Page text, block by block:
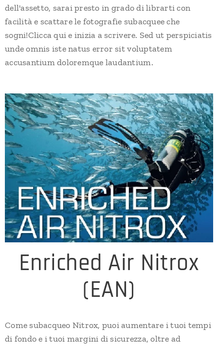
dell'assetto, sarai presto in grado di librarti con
facilità e scattare le fotografie subacquee che
sogni!Clicca qui e inizia a scrivere. Sed ut perspiciatis
unde omnis iste natus error sit voluptatem
accusantium doloremque laudantium.
Enriched Air Nitrox
(EAN)
Come subacqueo Nitrox, puoi aumentare i tuoi tempi
di fondo e i tuoi margini di sicurezza, oltre ad